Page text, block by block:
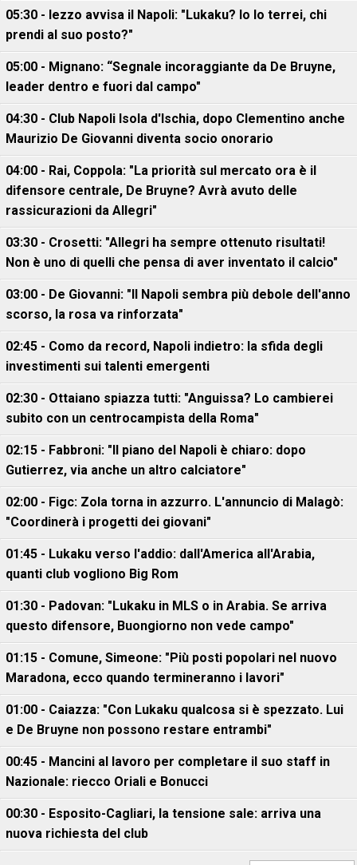
05:30 - Iezzo avvisa il Napoli: "Lukaku? Io lo terrei, chi
prendi al suo posto?"
05:00 - Mignano: “Segnale incoraggiante da De Bruyne,
leader dentro e fuori dal campo"
04:30 - Club Napoli Isola d'Ischia, dopo Clementino anche
Maurizio De Giovanni diventa socio onorario
04:00 - Rai, Coppola: "La priorità sul mercato ora è il
difensore centrale, De Bruyne? Avrà avuto delle
rassicurazioni da Allegri"
03:30 - Crosetti: "Allegri ha sempre ottenuto risultati!
Non è uno di quelli che pensa di aver inventato il calcio"
03:00 - De Giovanni: "Il Napoli sembra più debole dell'anno
scorso, la rosa va rinforzata"
02:45 - Como da record, Napoli indietro: la sfida degli
investimenti sui talenti emergenti
02:30 - Ottaiano spiazza tutti: "Anguissa? Lo cambierei
subito con un centrocampista della Roma"
02:15 - Fabbroni: "Il piano del Napoli è chiaro: dopo
Gutierrez, via anche un altro calciatore"
02:00 - Figc: Zola torna in azzurro. L'annuncio di Malagò:
"Coordinerà i progetti dei giovani"
01:45 - Lukaku verso l'addio: dall'America all'Arabia,
quanti club vogliono Big Rom
01:30 - Padovan: "Lukaku in MLS o in Arabia. Se arriva
questo difensore, Buongiorno non vede campo"
01:15 - Comune, Simeone: "Più posti popolari nel nuovo
Maradona, ecco quando termineranno i lavori"
01:00 - Caiazza: "Con Lukaku qualcosa si è spezzato. Lui
e De Bruyne non possono restare entrambi"
00:45 - Mancini al lavoro per completare il suo staff in
Nazionale: riecco Oriali e Bonucci
00:30 - Esposito-Cagliari, la tensione sale: arriva una
nuova richiesta del club